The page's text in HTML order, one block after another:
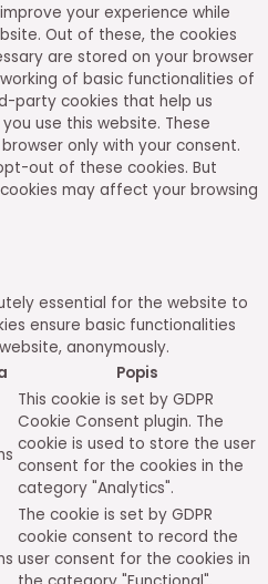
your experience while
Out of these, the cookies
are stored on your browser
of basic functionalities of
party cookies that help us
use this website. These
only with your consent.
out of these cookies. But
may affect your browsing
essential for the website to
ensure basic functionalities
anonymously.
Popis
This cookie is set by GDPR
Cookie Consent plugin. The
cookie is used to store the user
consent for the cookies in the
category "Analytics".
The cookie is set by GDPR
cookie consent to record the
user consent for the cookies in